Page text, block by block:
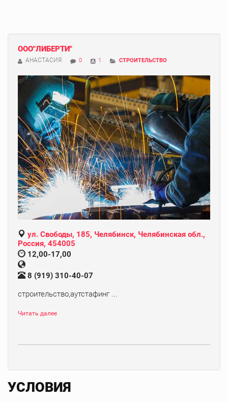
ООО"ЛИБЕРТИ"
АНАСТАСИЯ 0 1 СТРОИТЕЛЬСТВО
ул. Свободы, 185, Челябинск, Челябинская обл.,
Россия, 454005
12,00-17,00
8 (919) 310-40-07
строительство,аутстафинг ...
Читать далее
УСЛОВИЯ